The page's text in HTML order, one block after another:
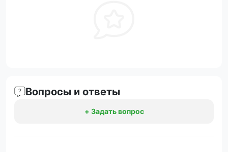
Вопросы и ответы
+ Задать вопрос